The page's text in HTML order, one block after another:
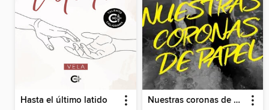
Hasta el último latido Nuestras coronas de papel